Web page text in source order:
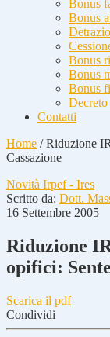
Bonus
Bonus
Bonus
Bonus
Bonus
Contatti
Home /Riduzione
Cassazione
Novità Irpef - Ires
Scritto da: Dott.
16 Settembre 2005
Riduzione
opifici:
Scarica il pdf
Condividi